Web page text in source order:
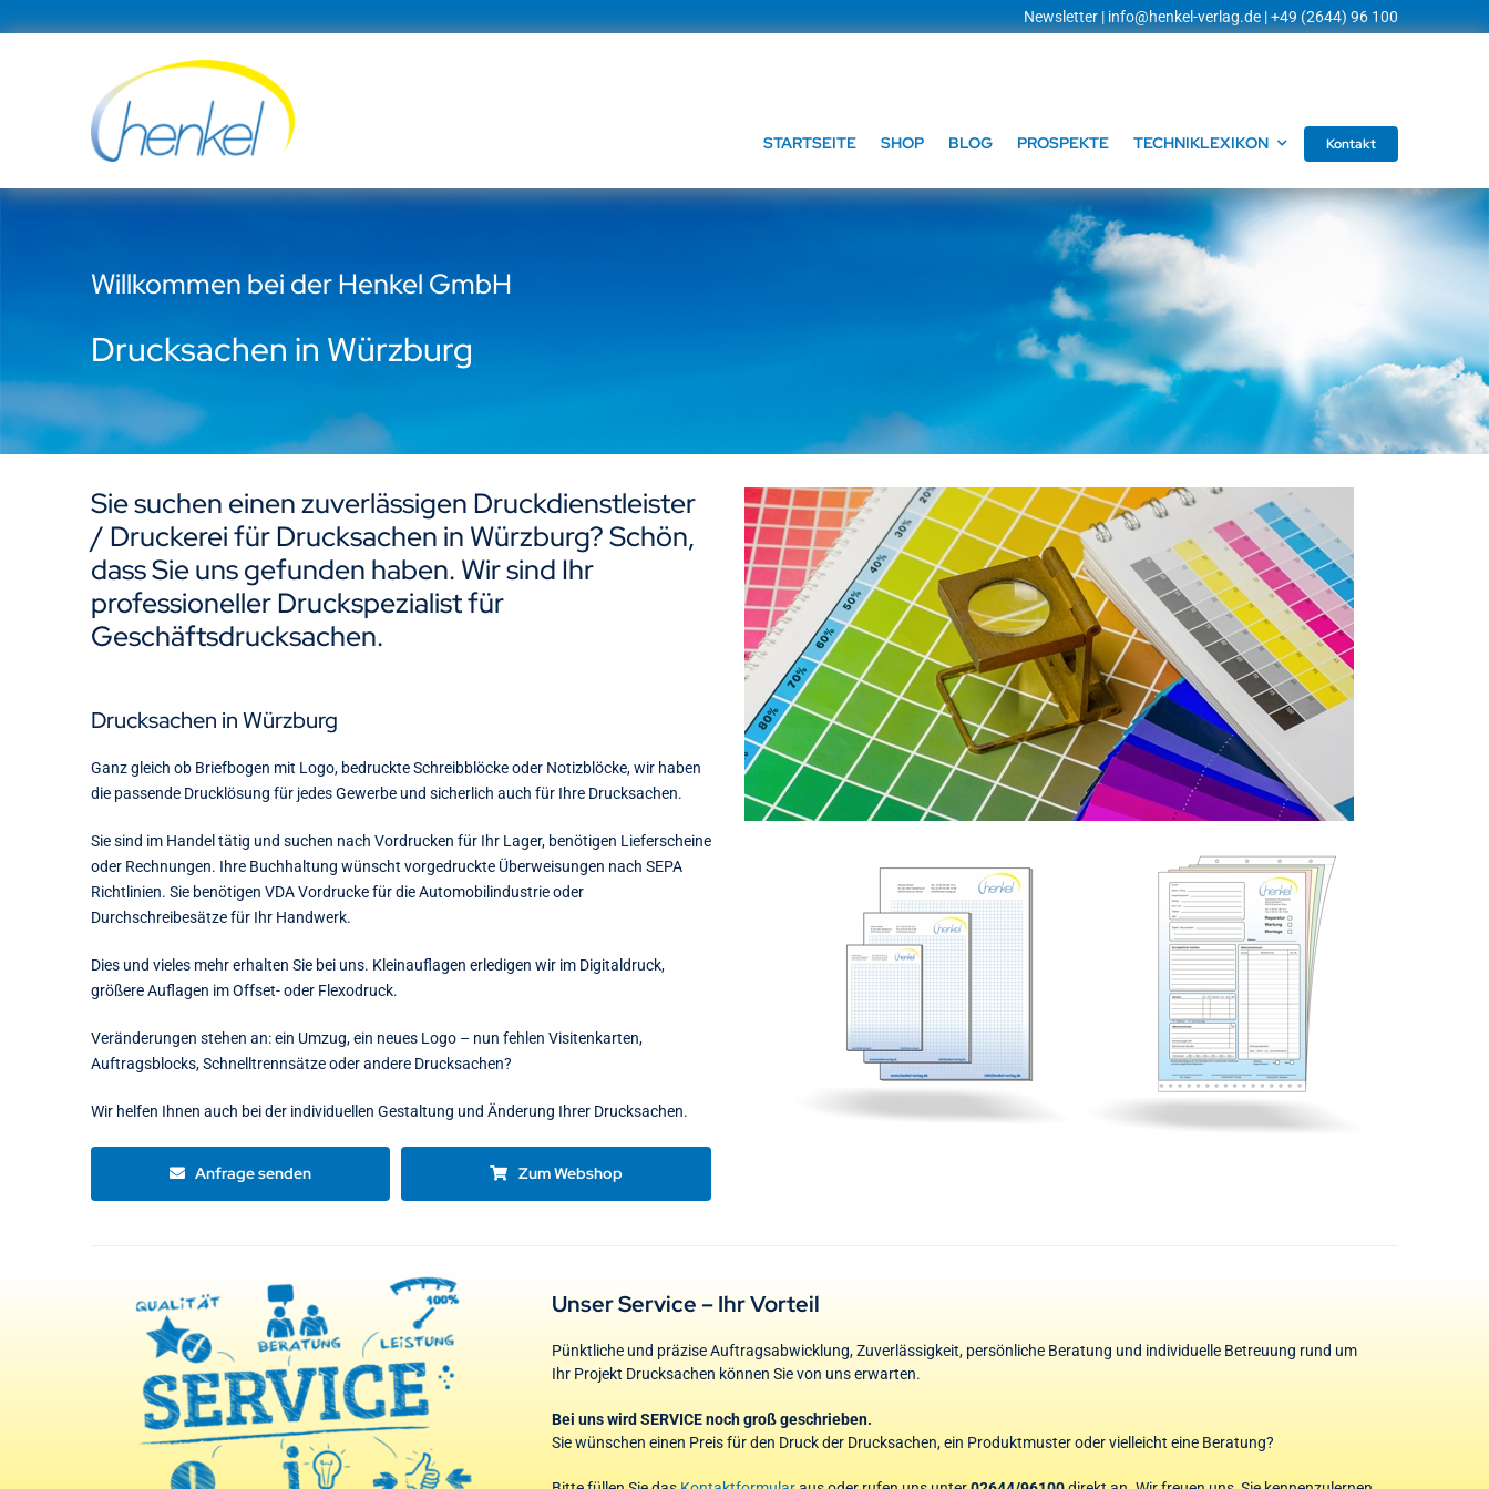
Inhalt
Newsletter | info@henkel-verlag.de | +49 (2644) 96 100
STARTSEITE SHOP BLOG PROSPEKTE TECHNIKLEXIKON Kontakt
Willkommen bei der Henkel GmbH
Drucksachen in Würzburg
Sie suchen einen zuverlässigen Druckdienstleister
/ Druckerei für Drucksachen in Würzburg? Schön,
dass Sie uns gefunden haben. Wir sind Ihr
professioneller Druckspezialist für
Geschäftsdrucksachen.
Drucksachen in Würzburg
Ganz gleich ob Briefbogen mit Logo, bedruckte Schreibblöcke oder Notizblöcke, wir haben
die passende Drucklösung für jedes Gewerbe und sicherlich auch für Ihre Drucksachen.
Sie sind im Handel tätig und suchen nach Vordrucken für Ihr Lager, benötigen Lieferscheine
oder Rechnungen. Ihre Buchhaltung wünscht vorgedruckte Überweisungen nach SEPA
Richtlinien. Sie benötigen VDA Vordrucke für die Automobilindustrie oder
Durchschreibesätze für Ihr Handwerk.
Dies und vieles mehr erhalten Sie bei uns. Kleinauflagen erledigen wir im Digitaldruck,
größere Auflagen im Offset- oder Flexodruck.
Veränderungen stehen an: ein Umzug, ein neues Logo – nun fehlen Visitenkarten,
Auftragsblocks, Schnelltrennsätze oder andere Drucksachen?
Wir helfen Ihnen auch bei der individuellen Gestaltung und Änderung Ihrer Drucksachen.
Anfrage senden Zum Webshop
Unser Service – Ihr Vorteil
Pünktliche und präzise Auftragsabwicklung, Zuverlässigkeit, persönliche Beratung und individuelle Betreuung rund um
Ihr Projekt Drucksachen können Sie von uns erwarten.
Bei uns wird SERVICE noch groß geschrieben.
Sie wünschen einen Preis für den Druck der Drucksachen, ein Produktmuster oder vielleicht eine Beratung?